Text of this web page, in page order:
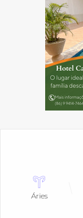
Áries